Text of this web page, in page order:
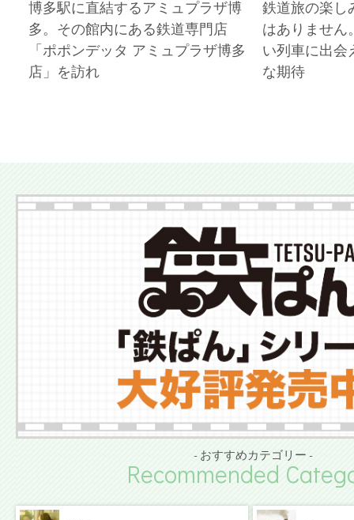
博多駅に直結するアミュプラザ博
多。その館内にある鉄道専門店
「ポポンデッタ アミュプラザ博多
店」を訪れ
鉄道旅の楽し
はありません
い列車に出会
な期待
- おすすめカテゴリー -
Recommended